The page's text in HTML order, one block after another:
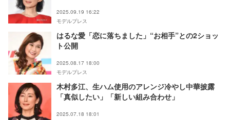
2025.09.19 16:22
モデルプレス
はるな愛「恋に落ちました」“お相手”との2ショッ
ト公開
2025.08.17 18:00
モデルプレス
木村多江、生ハム使用のアレンジ冷やし中華披露
「真似したい」「新しい組み合わせ」
2025.07.18 18:01